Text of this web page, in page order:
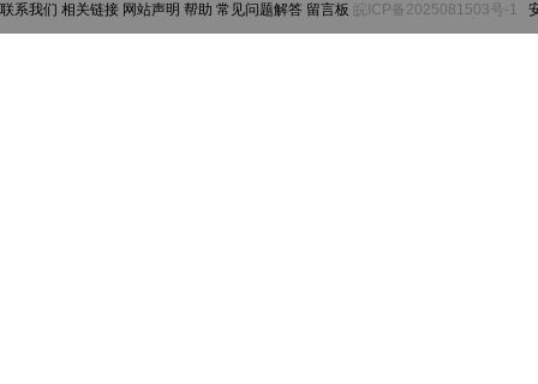
联系我们 相关链接 网站声明 帮助 常见问题解答 留言板 皖ICP备2025081503号-1